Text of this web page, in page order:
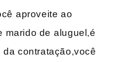
aproveite ao
marido de⁣ aluguel,é
contratação,você